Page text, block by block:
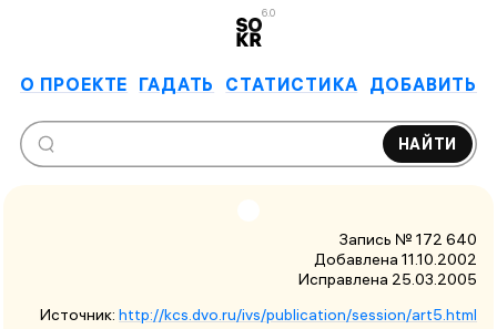
6.0
О ПРОЕКТЕ ГАДАТЬ СТАТИСТИКА ДОБАВИТЬ
НАЙТИ
Запись № 172 640
Добавлена 11.10.2002
Исправлена 25.03.2005
Источник: http://kcs.dvo.ru/ivs/publication/session/art5.html